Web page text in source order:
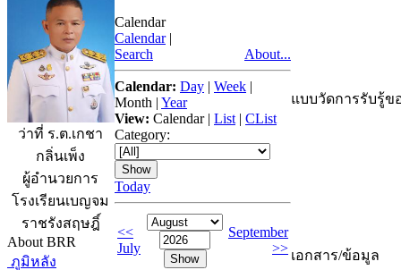
ว่าที่ ร.ต.เกชา
กลิ่นเพ็ง
ผู้อำนวยการ
โรงเรียนเบญจม
ราชรังสฤษฎิ์
About BRR
ภูมิหลัง
Calendar
Calendar |
Search
About...
Calendar: Day | Week |
Month | Year
View: Calendar| List | CList
Category:
Today
<<
July
September
>>
แบบวัดการรับรู้ข
เอกสาร/ข้อมูล